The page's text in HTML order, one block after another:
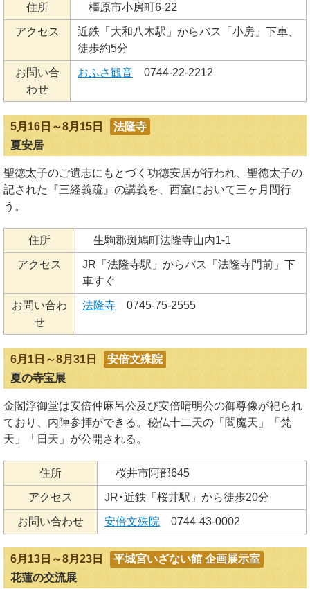
住所 橿原市小房町6-22
アクセス
近鉄「大和八木駅」からバス「小房」下車、
徒歩約5分
お問い合
わせ
おふさ観音 0744-22-2212
5月16日～8月15日
法隆寺
夏安居
聖徳太子のご遺志にもとづく功徳安居が行われ、聖徳太子の
記された『三経義疏』の講義を、西室において三ヶ月間行
う。
住所 生駒郡斑鳩町法隆寺山内1-1
アクセス
JR「法隆寺駅」からバス「法隆寺門前」下
車すぐ
お問い合わ
せ
法隆寺 0745-75-2555
6月1日～8月31日
安倍文殊院
夏の寺宝展
金閣浮御堂は安倍仲麻呂公及び安倍晴明公の御尊像が祀られ
ており、内陣参拝ができる。秘仏十二天の「閻魔天」「梵
天」「日天」が公開される。
住所 桜井市阿部645
アクセス JR･近鉄「桜井駅」から徒歩20分
お問い合わせ 安倍文殊院 0744-43-0002
6月13日～8月23日
平城宮いざない館 企画展示室
花蓮の交流展